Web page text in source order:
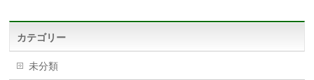
カテゴリー
未分類